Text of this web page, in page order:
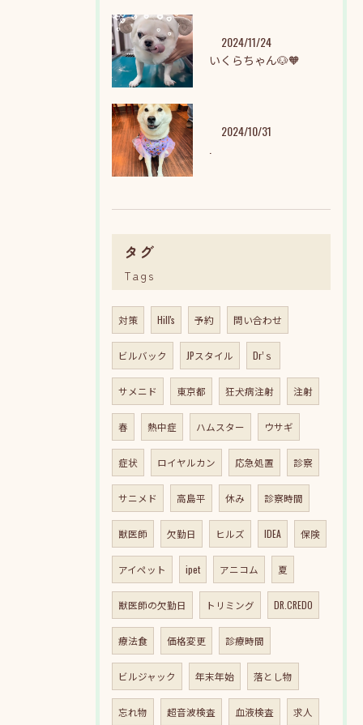
2024/11/24
いくらちゃん🐶🧡
2024/10/31
タグ
Tags
対策 Hill's 予約 問い合わせ
ビルバック JPスタイル Dr’ｓ
サメニド 東京都 狂犬病注射 注射
春 熱中症 ハムスター ウサギ
症状 ロイヤルカン 応急処置 診察
サニメド 高島平 休み 診察時間
獣医師 欠勤日 ヒルズ IDEA 保険
アイペット ipet アニコム 夏
獣医師の欠勤日 トリミング DR.CREDO
療法食 価格変更 診療時間
ビルジャック 年末年始 落とし物
忘れ物 超音波検査 血液検査 求人